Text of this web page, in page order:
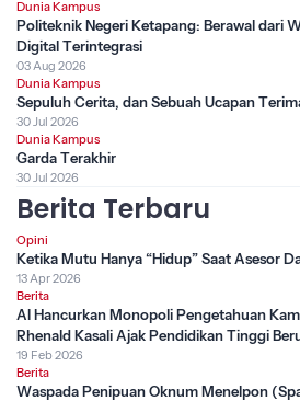
Dunia Kampus
Politeknik Negeri Ketapang: Berawal dari
Digital Terintegrasi
03 Aug 2026
Dunia Kampus
Sepuluh Cerita, dan Sebuah Ucapan
30 Jul 2026
Dunia Kampus
Garda Terakhir
30 Jul 2026
Berita Terbaru
Opini
Ketika Mutu Hanya “Hidup” Saat Asesor
13 Apr 2026
Berita
AI Hancurkan Monopoli Pengetahuan
Rhenald Kasali Ajak Pendidikan Tinggi
19 Feb 2026
Berita
Waspada Penipuan Oknum Menelpon